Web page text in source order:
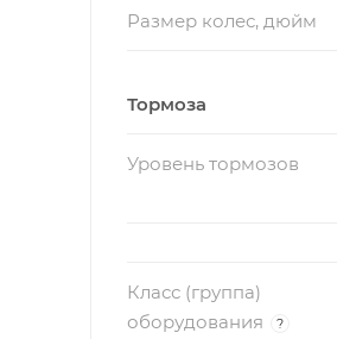
Размер колес, дюйм
Тормоза
Уровень тормозов
Класс (группа)
оборудования
?